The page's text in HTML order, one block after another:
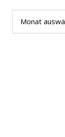
Archiv